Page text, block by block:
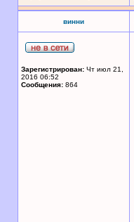
винни
Зарегистрирован: Чт июл 21,
2016 06:52
Сообщения: 864